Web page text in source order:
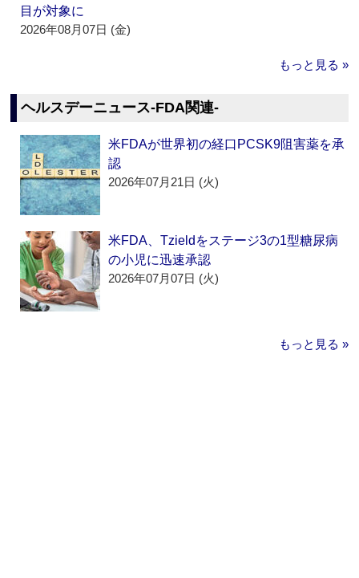
目が対象に
2026年08月07日 (金)
もっと見る »
ヘルスデーニュース‐FDA関連‐
米FDAが世界初の経口PCSK9阻害薬を承
認
2026年07月21日 (火)
米FDA、Tzieldをステージ3の1型糖尿病
の小児に迅速承認
2026年07月07日 (火)
もっと見る »